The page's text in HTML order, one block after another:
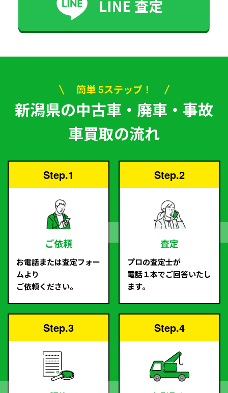
簡単 5ステップ！
新潟県の中古車・廃車・事故
車買取の流れ
Step.1
ご依頼
お電話または査定フォー
ムより
ご依頼ください。
Step.2
査定
プロの査定士が
電話１本でご回答いたし
ます。
Step.3 Step.4